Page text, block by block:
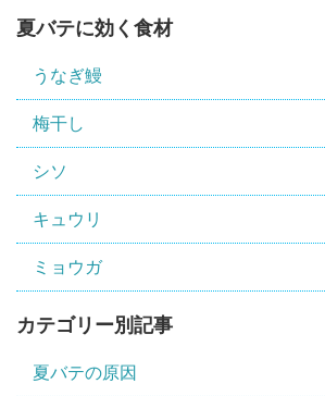
夏バテに効く食材
うなぎ鰻
梅干し
シソ
キュウリ
ミョウガ
カテゴリー別記事
夏バテの原因